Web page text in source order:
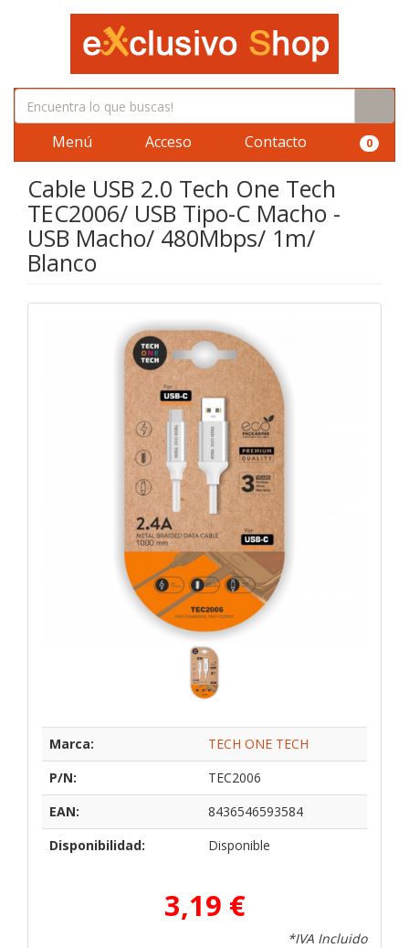
Menú Acceso Contacto 0
Cable USB 2.0 Tech One Tech
TEC2006/ USB Tipo-C Macho -
USB Macho/ 480Mbps/ 1m/
Blanco
Marca:
TECH ONE TECH
P/N:
TEC2006
EAN:
8436546593584
Disponibilidad:
Disponible
3,19 €
*IVA Incluido